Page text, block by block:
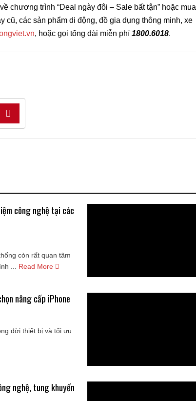
chương trình “Deal ngày đôi – Sale bất tận” hoặc mua
cũ, các sản phẩm di động, đồ gia dụng thông minh, xe
, hoặc gọi tổng đài miễn phí 1800.6018.
công nghệ tại các
còn rất quan tâm
...
Read More
nâng cấp iPhone
đời thiết bị và tối ưu
nghệ, tung khuyến